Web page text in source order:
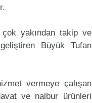
yakından takip ve
Büyük Tufan
vermeye çalışan
ve nalbur ürünleri